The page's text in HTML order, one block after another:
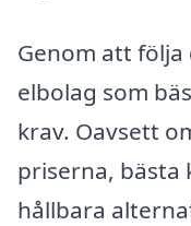
Genom att
elbolag som
krav. Oavsett
priserna, bästa
hållbara